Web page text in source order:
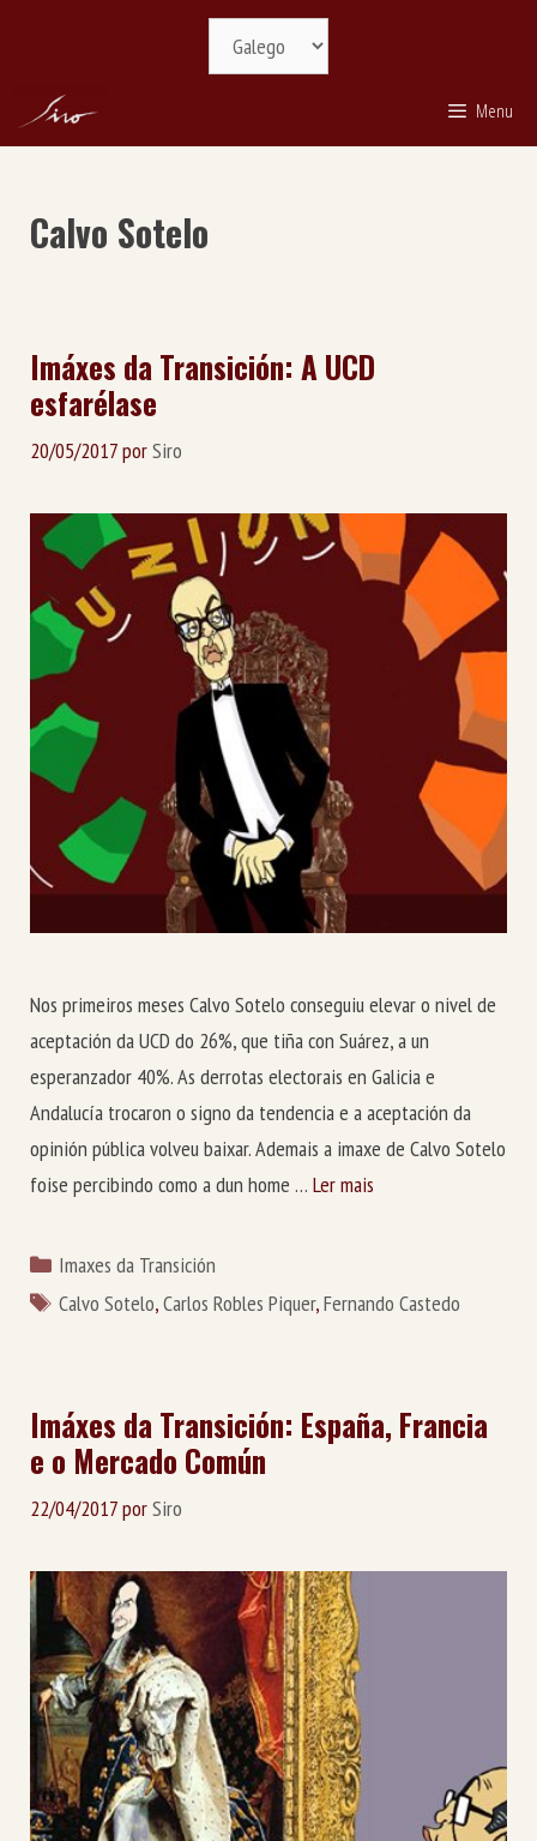
Menu
Calvo Sotelo
Imáxes da Transición: A UCD
esfarélase
20/05/2017porSiro
Nos primeiros meses Calvo Sotelo conseguiu elevar o nivel de
aceptación da UCD do 26%, que tiña con Suárez, a un
esperanzador 40%. As derrotas electorais en Galicia e
Andalucía trocaron o signo da tendencia e a aceptación da
opinión pública volveu baixar. Ademais a imaxe de Calvo Sotelo
foise percibindo como a dun home … Ler mais
Categorías
Imaxes da Transición
Etiquetas
Calvo Sotelo,Carlos Robles Piquer,Fernando Castedo
Imáxes da Transición: España, Francia
e o Mercado Común
22/04/2017porSiro